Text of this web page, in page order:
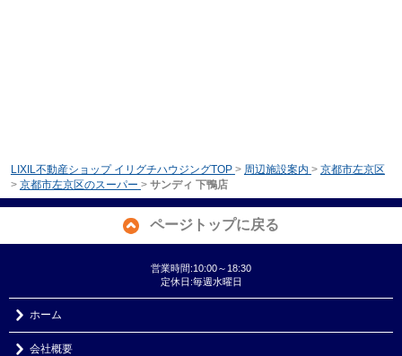
LIXIL不動産ショップ イリグチハウジングTOP > 周辺施設案内 > 京都市左京区
> 京都市左京区のスーパー > サンディ 下鴨店
ページトップに戻る
営業時間:10:00～18:30
定休日:毎週水曜日
ホーム
会社概要